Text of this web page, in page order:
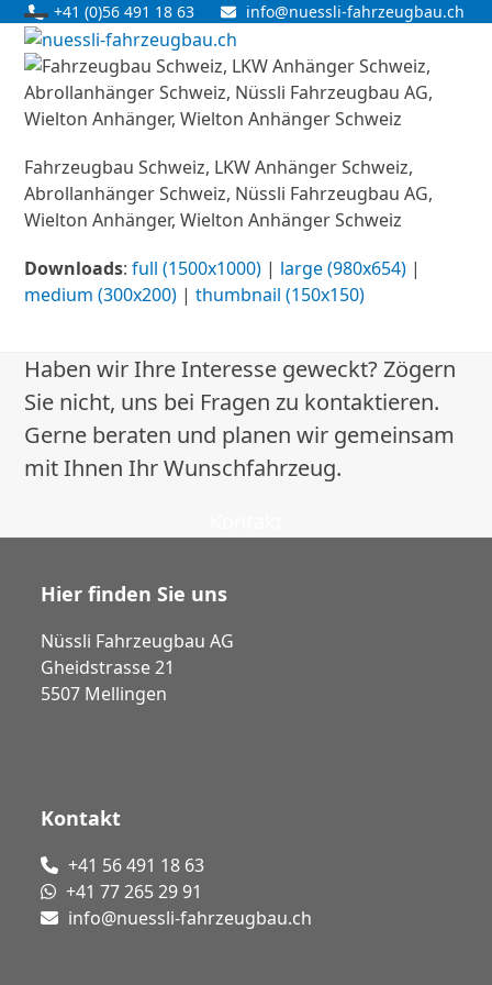
Skip
content
+41 (0)56 491 18 63 info@nuessli-fahrzeugbau.ch
Open
mobile
menu
Close
mobile
menu
Fahrzeugbau Schweiz, LKW Anhänger Schweiz,
Abrollanhänger Schweiz, Nüssli Fahrzeugbau AG,
Wielton Anhänger, Wielton Anhänger Schweiz
Downloads:full (1500x1000) | large (980x654) |
medium (300x200) |thumbnail (150x150)
Haben wir Ihre Interesse geweckt? Zögern
Sie nicht, uns bei Fragen zu kontaktieren.
Gerne beraten und planen wir gemeinsam
mit Ihnen Ihr Wunschfahrzeug.
Hier finden Sie uns
Nüssli Fahrzeugbau AG
Gheidstrasse 21
5507 Mellingen
Kontakt
+41 56 491 18 63
+41 77 265 29 91
info@nuessli-fahrzeugbau.ch